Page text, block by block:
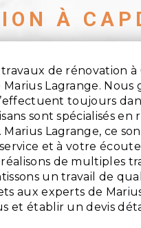
À
de rénovation à
Lagrange. Nous
toujours
sont spécialisés
Lagrange, ce
et à votre
de multiples
un travail de
aux experts de
et établir un devis